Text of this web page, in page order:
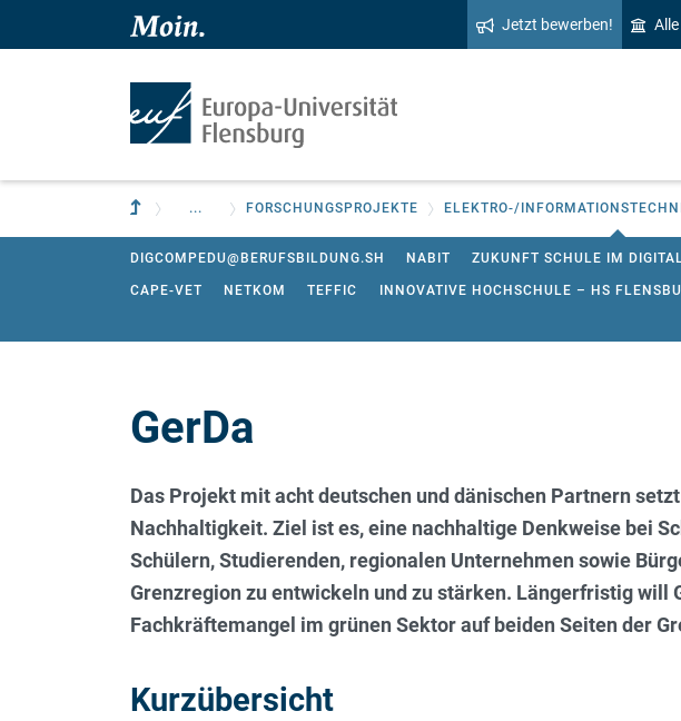
Zum Hauptinhalt springen
Zur Navigation springen
Jetzt bewerben!
Zur übergeordneten Einrichtung
... FORSCHUNGSPROJEKTE ELEKTRO-/
DIGCOMPEDU@BERUFSBILDUNG.SH NABIT ZUKUNFT SCHULE IM
CAPE-VET NETKOM TEFFIC INNOVATIVE HOCHSCHULE – HS
GerDa
Das Projekt mit acht deutschen und dänischen Partnern
Nachhaltigkeit. Ziel ist es, eine nachhaltige Denkweise bei
Schülern, Studierenden, regionalen Unternehmen sowie
Grenzregion zu entwickeln und zu stärken. Längerfristig will
Fachkräftemangel im grünen Sektor auf beiden Seiten der
Kurzübersicht